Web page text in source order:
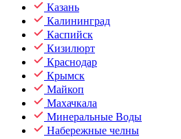
Казань
Калининград
Каспийск
Кизилюрт
Краснодар
Крымск
Майкоп
Махачкала
Минеральные Воды
Набережные челны